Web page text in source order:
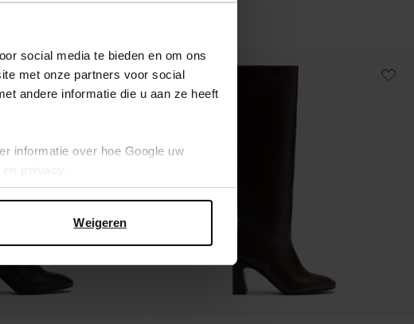
social media te bieden en om ons
met onze partners voor social
andere informatie die u aan ze heeft
informatie over hoe Google uw
Weigeren
new